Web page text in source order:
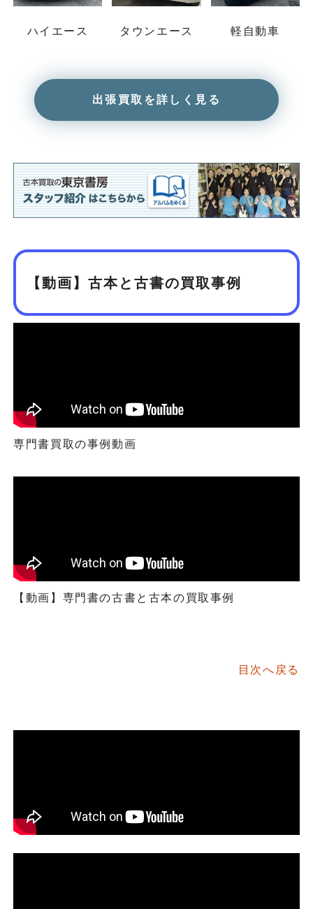
ハイエース タウンエース 軽自動車
出張買取を詳しく見る
【動画】古本と古書の買取事例
専門書買取の事例動画
【動画】専門書の古書と古本の買取事例
目次へ戻る